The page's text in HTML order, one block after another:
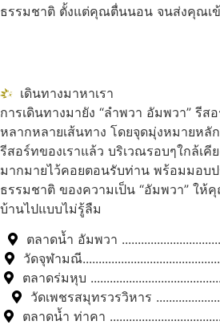
ธรรมชาติ ตั้งแต่คุณตื่นนอน จนส่งคุณเ
เดินทางมาหาเรา
การเดินทางมายัง “ลำพวา อัมพวา” รีส
หลากหลายเส้นทาง โดยจุดมุ่งหมายหลั
รีสอร์ทของเราแล้ว บริเวณรอบๆใกล้เคี
มากมายไว้คอยตอนรับท่าน พร้อมมอบ
ธรรมชาติ ของความเป็น “อัมพวา” ให้
บ้านไปแบบไม่รู้ลืม
ตลาดน้ำ อัมพวา
วัดจุฬามณี
ตลาดร่มหุบ
วัดเพชรสมุทรวรวิหาร
ตลาดน้ำ ท่าคา